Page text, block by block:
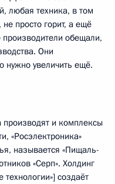
любая техника, в том
просто горит, а ещё
обещали,
Они
нужно увеличить ещё.
производят и комплексы
«Росэлектроника»
называется «Пищаль-
«Серп». Холдинг
создаёт